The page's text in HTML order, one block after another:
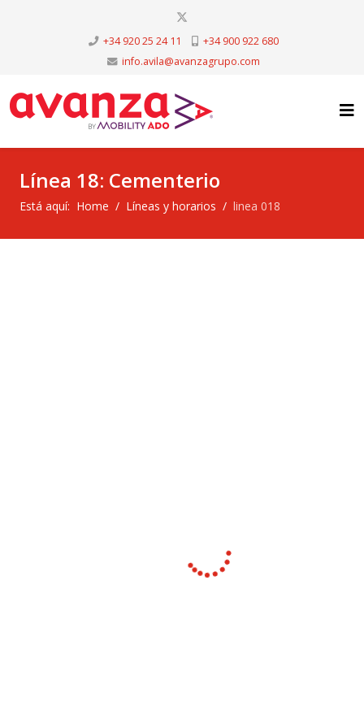
+34 920 25 24 11
+34 900 922 680
info.avila@avanzagrupo.com
Línea 18: Cementerio
Está aquí: Home Líneas y horarios linea 018